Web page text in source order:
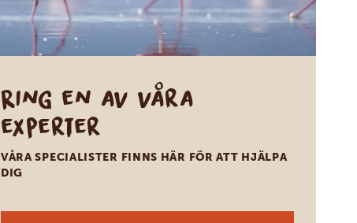
Ring en av våra
experter
VÅRA SPECIALISTER FINNS HÄR FÖR ATT HJÄLPA
DIG